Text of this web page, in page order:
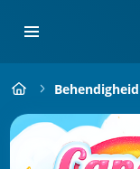
Behendigheid